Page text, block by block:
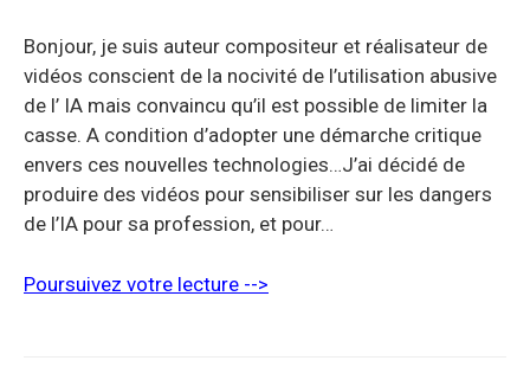
Bonjour, je suis auteur compositeur et réalisateur de
vidéos conscient de la nocivité de l’utilisation abusive
de l’ IA mais convaincu qu’il est possible de limiter la
casse. A condition d’adopter une démarche critique
envers ces nouvelles technologies…J’ai décidé de
produire des vidéos pour sensibiliser sur les dangers
de l’IA pour sa profession, et pour…
Poursuivez votre lecture -->